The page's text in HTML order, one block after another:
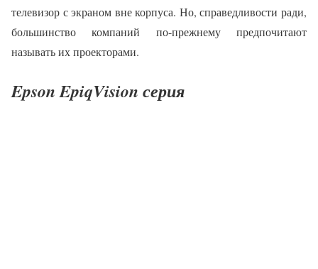
телевизор с экраном вне корпуса. Но, справедливости ради,
большинство компаний по-прежнему предпочитают
называть их проекторами.
Epson EpiqVision серия